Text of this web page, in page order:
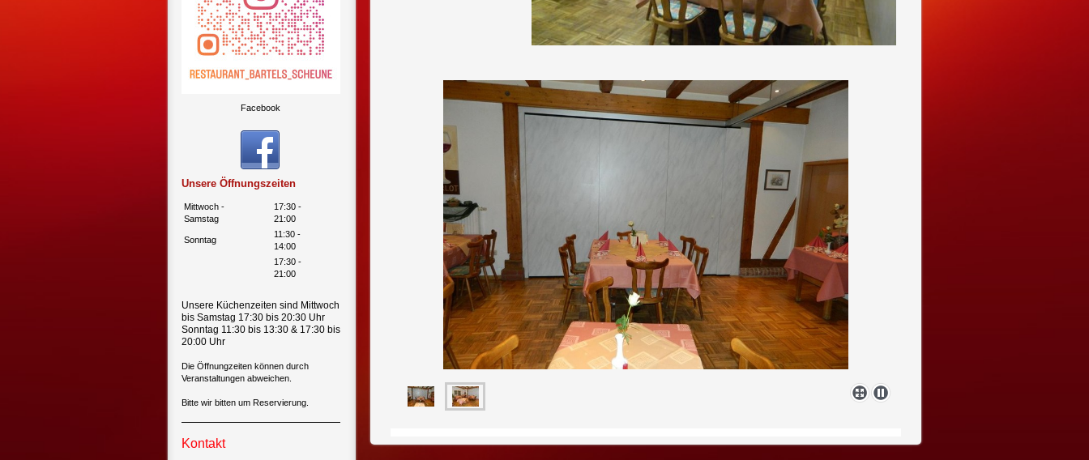
Facebook
Unsere Öffnungszeiten
Mittwoch -
Samstag
17:30 -
21:00
Sonntag
11:30 -
14:00
17:30 -
21:00
Unsere Küchenzeiten sind Mittwoch
bis Samstag 17:30 bis 20:30 Uhr
Sonntag 11:30 bis 13:30 & 17:30 bis
20:00 Uhr
Die Öffnungzeiten können durch
Veranstaltungen abweichen.
Bitte wir bitten um Reservierung.
Kontakt